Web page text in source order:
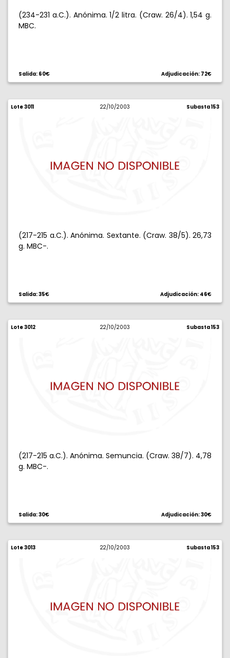
(234-231 a.C.). Anónima. 1/2 litra. (Craw. 26/4). 1,54 g.
MBC.
Salida: 60€ Adjudicación: 72€
Lote 3011 22/10/2003 Subasta 153
(217-215 a.C.). Anónima. Sextante. (Craw. 38/5). 26,73
g. MBC-.
Salida: 35€ Adjudicación: 46€
Lote 3012 22/10/2003 Subasta 153
(217-215 a.C.). Anónima. Semuncia. (Craw. 38/7). 4,78
g. MBC-.
Salida: 30€ Adjudicación: 30€
Lote 3013 22/10/2003 Subasta 153